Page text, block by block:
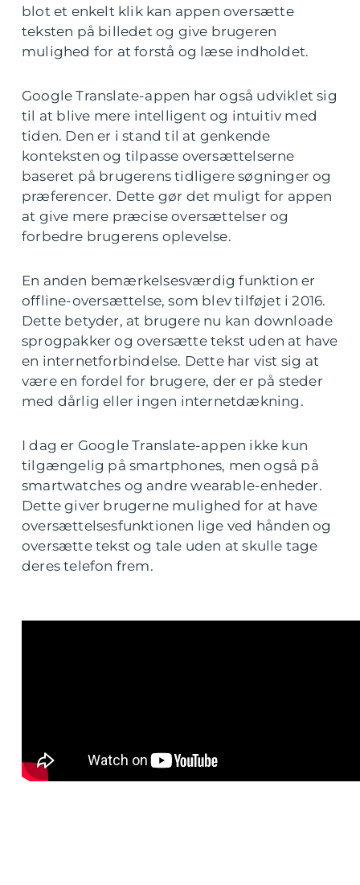
blot et enkelt klik kan appen oversætte
teksten på billedet og give brugeren
mulighed for at forstå og læse indholdet.
Google Translate-appen har også udviklet sig
til at blive mere intelligent og intuitiv med
tiden. Den er i stand til at genkende
konteksten og tilpasse oversættelserne
baseret på brugerens tidligere søgninger og
præferencer. Dette gør det muligt for appen
at give mere præcise oversættelser og
forbedre brugerens oplevelse.
En anden bemærkelsesværdig funktion er
offline-oversættelse, som blev tilføjet i 2016.
Dette betyder, at brugere nu kan downloade
sprogpakker og oversætte tekst uden at have
en internetforbindelse. Dette har vist sig at
være en fordel for brugere, der er på steder
med dårlig eller ingen internetdækning.
I dag er Google Translate-appen ikke kun
tilgængelig på smartphones, men også på
smartwatches og andre wearable-enheder.
Dette giver brugerne mulighed for at have
oversættelsesfunktionen lige ved hånden og
oversætte tekst og tale uden at skulle tage
deres telefon frem.